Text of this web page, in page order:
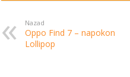
Nazad
Oppo Find 7 – napokon
Lollipop